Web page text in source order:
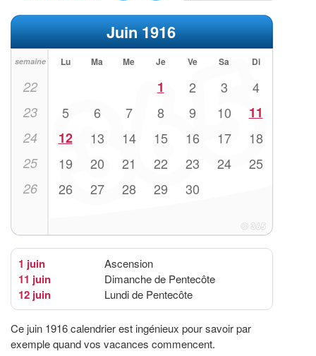
Juin 1916
semaine Lu Ma Me Je Ve Sa Di
22 1 2 3 4
23 5 6 7 8 9 10 11
24 12 13 14 15 16 17 18
25 19 20 21 22 23 24 25
26 26 27 28 29 30
1 juin Ascension
11 juin Dimanche de Pentecôte
12 juin Lundi de Pentecôte
Ce juin 1916 calendrier est ingénieux pour savoir par
exemple quand vos vacances commencent.